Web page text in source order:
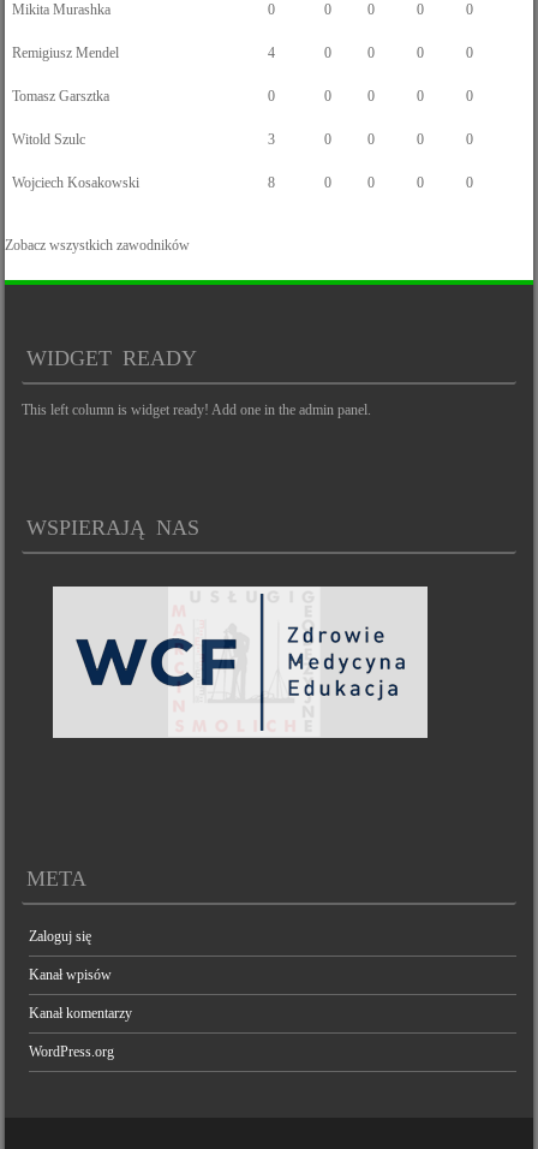
Mikita Murashka 0 0 0 0 0
Remigiusz Mendel 4 0 0 0 0
Tomasz Garsztka 0 0 0 0 0
Witold Szulc 3 0 0 0 0
Wojciech Kosakowski 8 0 0 0 0
Zobacz wszystkich zawodników
WIDGET READY
This left column is widget ready! Add one in the admin panel.
WSPIERAJĄ NAS
META
Zaloguj się
Kanał wpisów
Kanał komentarzy
WordPress.org